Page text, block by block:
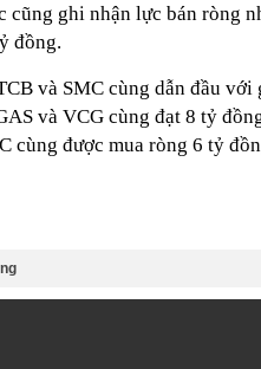
cũng ghi nhận lực bán ròng
đồng.
và SMC cùng dẫn đầu
và VCG cùng đạt 8 tỷ
cùng được mua ròng 6 tỷ